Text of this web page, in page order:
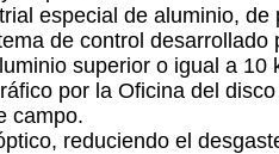
especial de aluminio,
de control
superior o igual a
por la Oficina del
campo.
reduciendo el